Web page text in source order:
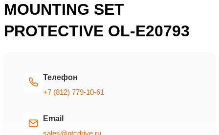
MOUNTING SET
PROTECTIVE OL-E20793
Телефон
+7 (812) 779-10-61
Email
sales@ntcdrive.ru